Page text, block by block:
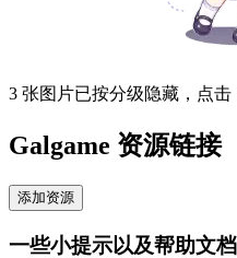
3 张图片已按分级隐藏，点
Galgame 资源链接
添加资源
一些小提示以及帮助文档